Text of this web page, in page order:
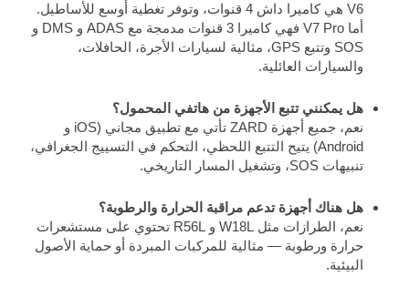
V6 هي كاميرا داش 4 قنوات، وتوفر تغطية أوسع للأساطيل.
أما V7 Pro فهي كاميرا 3 قنوات مدمجة مع ADAS و DMS و
SOS وتتبع GPS، مثالية لسيارات الأجرة، الحافلات،
والسيارات العائلية.
هل يمكنني تتبع الأجهزة من هاتفي المحمول؟
نعم، جميع أجهزة ZARD تأتي مع تطبيق مجاني (iOS و
Android) يتيح التتبع اللحظي، التحكم في التسييج الجغرافي،
تنبيهات SOS، وتشغيل المسار التاريخي.
هل هناك أجهزة تدعم مراقبة الحرارة والرطوبة؟
نعم، الطرازات مثل W18L و R56L تحتوي على مستشعرات
حرارة ورطوبة — مثالية للمركبات المبردة أو حماية الأصول
البيئية.